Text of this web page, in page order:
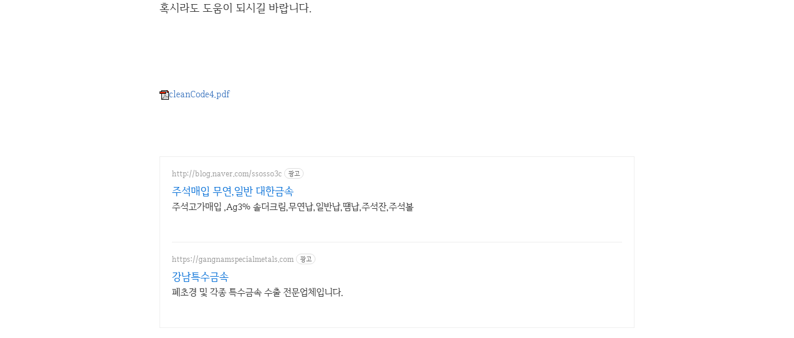
혹시라도 도움이 되시길 바랍니다.
cleanCode4.pdf
http://blog.naver.com/ssosso3c 광고
주석매입 무연,일반 대한금속
주석고가매입 ,Ag3% 솔더크림,무연납,일반납,떔납,주석잔,주석볼
https://gangnamspecialmetals.com 광고
강남특수금속
폐초경 및 각종 특수금속 수출 전문업체입니다.